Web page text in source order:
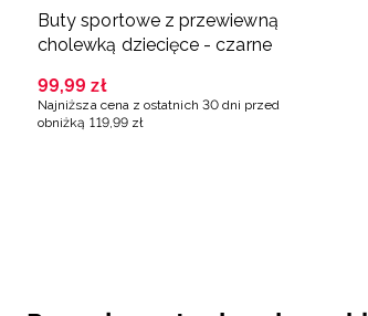
Buty sportowe z przewiewną
cholewką dziecięce - czarne
99,99 zł
Najniższa cena z ostatnich 30 dni przed
obniżką 119, 99 zł